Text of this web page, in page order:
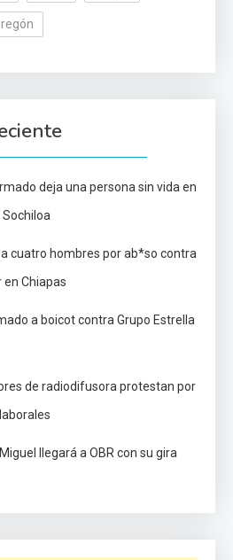
deja una persona sin vida en
Sochiloa
cuatro hombres por ab*so contra
Chiapas
a boicot contra Grupo Estrella
de radiodifusora protestan por
llegará a OBR con su gira